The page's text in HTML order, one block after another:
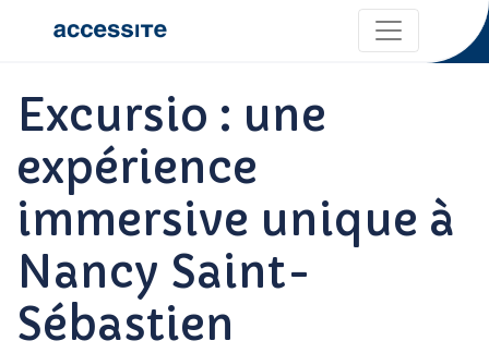
Excursio : une
expérience
immersive unique à
Nancy Saint-
Sébastien